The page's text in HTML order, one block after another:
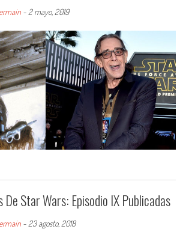
- 2 mayo, 2019
Star Wars: Episodio IX Publicadas
- 23 agosto, 2018